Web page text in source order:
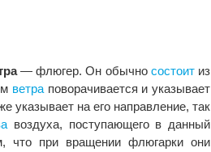
— флюгер. Он обычно состоитиз
ветра поворачивается и указывает
указывает на его направление, так
воздуха, поступающего в данный
что при вращении флюгарки они